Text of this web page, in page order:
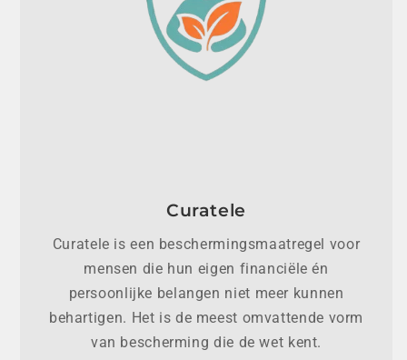
Curatele
Curatele is een beschermingsmaatregel voor
mensen die hun eigen financiële én
persoonlijke belangen niet meer kunnen
behartigen. Het is de meest omvattende vorm
van bescherming die de wet kent.